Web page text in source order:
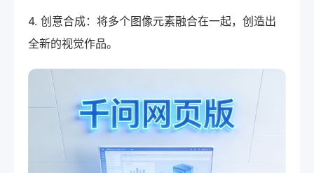
4. 创意合成：将多个图像元素融合在一起，创造出
全新的视觉作品。